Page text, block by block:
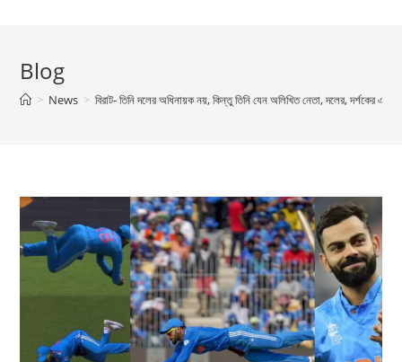
Blog
> News > বিরাট- তিনি দলের অধিনায়ক নয়, কিন্তু তিনি যেন অলিখিত নেতা, দলের, দর্শকের এবং